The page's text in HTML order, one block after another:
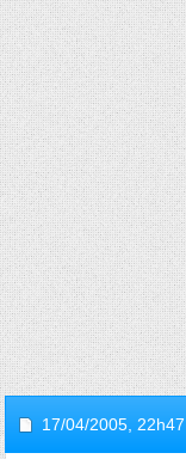
17/04/2005, 22h47